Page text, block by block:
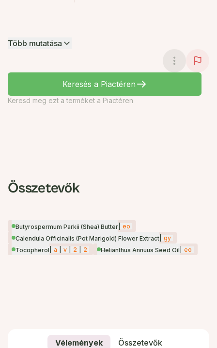
Több mutatása
Keresés a Piactéren
Keresd meg ezt a terméket a Piactéren
Összetevők
Butyrospermum Parkii (Shea) Butter eo
Calendula Officinalis (Pot Marigold) Flower Extract gy
Tocopherol
a v 2 2 Helianthus Annuus Seed Oil eo
Vélemények
Összetevők